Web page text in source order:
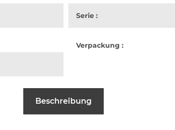
Serie :
Verpackung :
Beschreibung